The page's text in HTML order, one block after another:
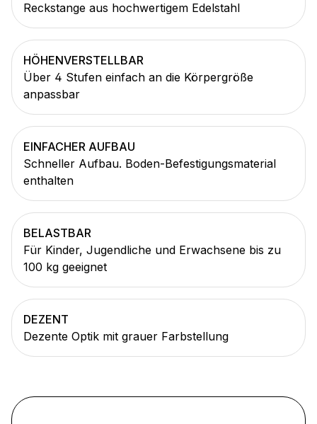
Reckstange aus hochwertigem Edelstahl
HÖHENVERSTELLBAR
Über 4 Stufen einfach an die Körpergröße
anpassbar
EINFACHER AUFBAU
Schneller Aufbau. Boden-Befestigungsmaterial
enthalten
BELASTBAR
Für Kinder, Jugendliche und Erwachsene bis zu
100 kg geeignet
DEZENT
Dezente Optik mit grauer Farbstellung